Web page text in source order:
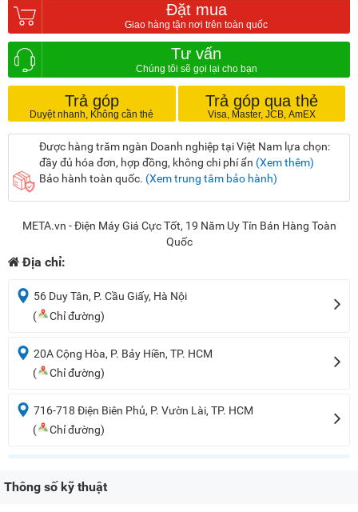
Đặt mua
Tư vấn
Trả góp Trả góp qua thẻ
Được hàng trăm ngàn Doanh nghiệp tại Việt Nam lựa chọn:
đầy đủ hóa đơn, hợp đồng, không chi phí ẩn (Xem thêm)
Bảo hành toàn quốc. (Xem trung tâm bảo hành)
META.vn - Điện Máy Giá Cực Tốt, 19 Năm Uy Tín Bán Hàng Toàn
Quốc
Địa chỉ:
56 Duy Tân, P. Cầu Giấy, Hà Nội
(
Chỉ đường)
20A Cộng Hòa, P. Bảy Hiền, TP. HCM
(
Chỉ đường)
716-718 Điện Biên Phủ, P. Vườn Lài, TP. HCM
(
Chỉ đường)
Thông số kỹ thuật